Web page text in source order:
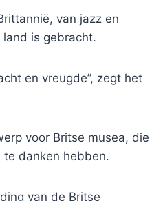
van jazz en
is gebracht.
en vreugde”, zegt het
voor Britse musea, die
danken hebben.
van de Britse